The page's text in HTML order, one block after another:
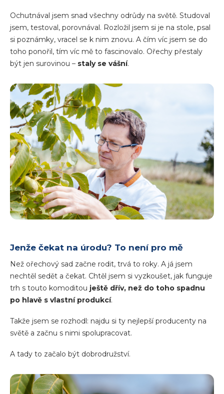
Ochutnával jsem snad všechny odrůdy na světě. Studoval
jsem, testoval, porovnával. Rozložil jsem si je na stole, psal
si poznámky, vracel se k nim znovu. A čím víc jsem se do
toho ponořil, tím víc mě to fascinovalo. Ořechy přestaly
být jen surovinou – staly se vášní.
Jenže čekat na úrodu? To není pro mě
Než ořechový sad začne rodit, trvá to roky. A já jsem
nechtěl sedět a čekat. Chtěl jsem si vyzkoušet, jak funguje
trh s touto komoditou ještě dřív, než do toho spadnu
po hlavě s vlastní produkcí.
Takže jsem se rozhodl: najdu si ty nejlepší producenty na
světě a začnu s nimi spolupracovat.
A tady to začalo být dobrodružství.